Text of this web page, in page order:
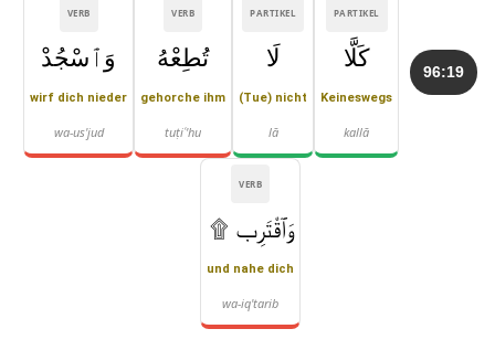
96:19
PARTIKEL
كَلَّا
Keineswegs
kallā
PARTIKEL
لَا
(Tue) nicht
lā
VERB
تُطِعْهُ
gehorche ihm
tuṭiʿ'hu
VERB
وَٱسْجُدْ
wirf dich nieder
wa-us'jud
VERB
وَٱقْتَرِب ۩
und nahe dich
wa-iq'tarib